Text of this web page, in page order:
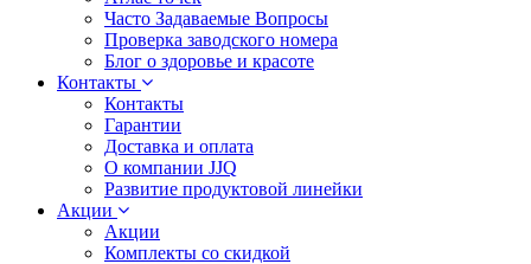
Часто Задаваемые Вопросы
Проверка заводского номера
Блог о здоровье и красоте
Контакты
Контакты
Гарантии
Доставка и оплата
О компании JJQ
Развитие продуктовой линейки
Акции
Акции
Комплекты со скидкой